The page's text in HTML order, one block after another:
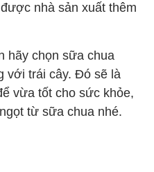
nhà sản xuất thêm
hãy chọn sữa chua
với trái cây. Đó sẽ là
vừa tốt cho sức khỏe,
từ sữa chua nhé.